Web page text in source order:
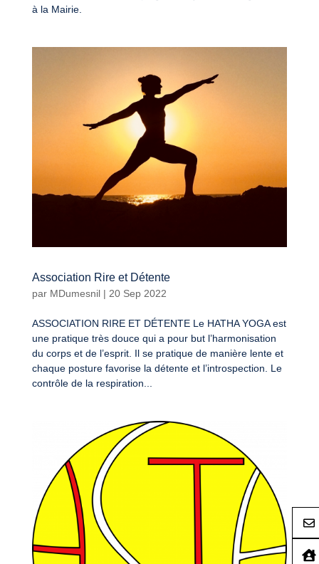
à la Mairie.
Association Rire et Détente
par MDumesnil| 20 Sep 2022
ASSOCIATION RIRE ET DÉTENTE Le HATHA YOGA est
une pratique très douce qui a pour but l’harmonisation
du corps et de l’esprit. Il se pratique de manière lente et
chaque posture favorise la détente et l’introspection. Le
contrôle de la respiration...